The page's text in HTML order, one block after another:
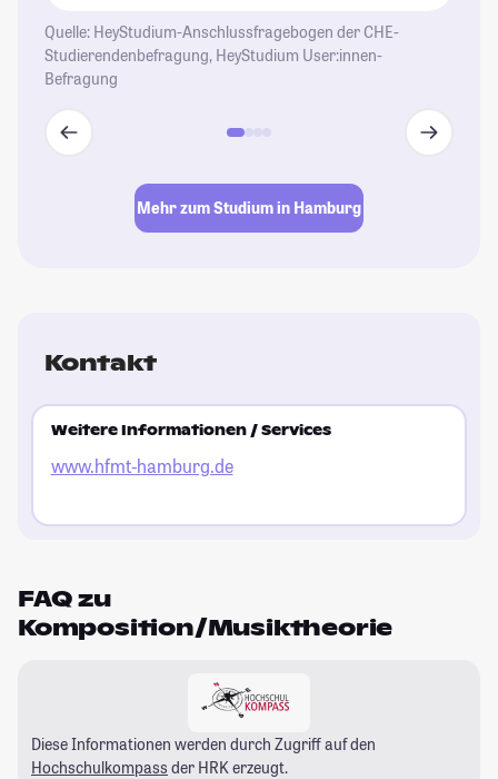
Quelle: HeyStudium-Anschlussfragebogen der CHE-
Studierendenbefragung, HeyStudium User:innen-
Befragung
Mehr zum Studium in Hamburg
Kontakt
Weitere Informationen / Services
www.hfmt-hamburg.de
FAQ zu
Komposition/Musiktheorie
Diese Informationen werden durch Zugriff auf den
Hochschulkompass der HRK erzeugt.